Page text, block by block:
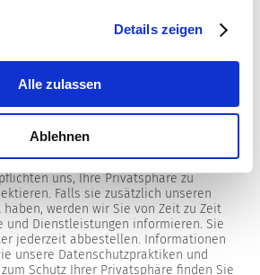
Details zeigen
Alle zulassen
Ablehnen
Kunden mit produkt- und
Newsletter erhalten möchten, wählen
Liste aus.
SCHURTER Newsletter erhalten.
Sie bezüglich Ihrer Kontaktanfrage zu
uns, Ihre Privatsphäre zu
Falls sie zusätzlich unseren
werden wir Sie von Zeit zu Zeit
und Dienstleistungen informieren. Sie
jederzeit abbestellen. Informationen
unsere Datenschutzpraktiken und
Schutz Ihrer Privatsphäre finden Sie